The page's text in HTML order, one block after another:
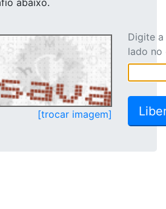
abaixo.
[trocar imagem]
Digite
lado no